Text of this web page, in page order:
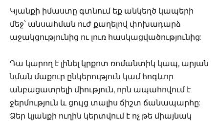
Կյանքի իմաստը գտնում եք անկեղծ կապերի
մեջ՝ անսահման ուժ քաղելով փոխադարձ
աջակցությունից ու լուռ հասկացվածությունից:
Դա կարող է լինել կրքոտ ռոմանտիկ կապ, արյան
նման մաքուր ընկերություն կամ հոգևոր
անբացատրելի միություն, որն ապահովում է
ջերմություն և ցույց տալիս ճիշտ ճանապարհը:
Ձեր կյանքի ուղին կերտվում է ոչ թե միայնակ